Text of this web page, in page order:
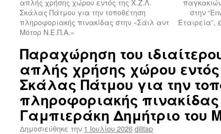
απλής χρήσης χώρου εντός της Χ.Ζ.Λ.
Σκάλας Πάτμου για την τοποθέτηση
πληροφοριακής πινακίδας στην «Σάιλ αντ
Μότορ Ν.Ε.Π.Α.»
στην
Εταιρεία”,
Παραχώρηση του
απλής χρήσης χώρου
Σκάλας Πάτμου για την
πληροφοριακής
Γαμπιεράκη Δημήτριο του
Δημοσιεύθηκε την 1 Ιουλίου 2026dilitap